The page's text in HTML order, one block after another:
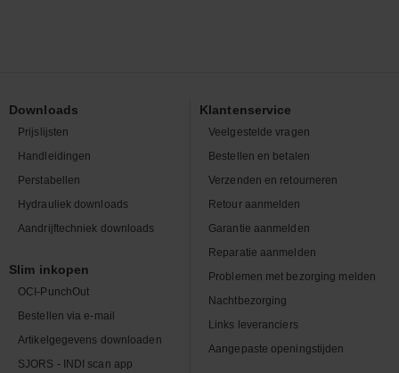
Downloads
Prijslijsten
Handleidingen
Perstabellen
Hydrauliek downloads
Aandrijftechniek downloads
Slim inkopen
OCI-PunchOut
Bestellen via e-mail
Artikelgegevens downloaden
SJORS - INDI scan app
Klantenservice
Veelgestelde vragen
Bestellen en betalen
Verzenden en retourneren
Retour aanmelden
Garantie aanmelden
Reparatie aanmelden
Problemen met bezorging melden
Nachtbezorging
Links leveranciers
Aangepaste openingstijden